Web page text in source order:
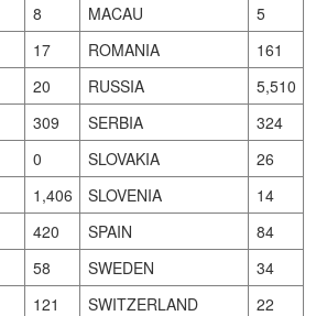
8 MACAU
5
17 ROMANIA
161
20 RUSSIA
5,510
309 SERBIA
324
0 SLOVAKIA
26
1,406 SLOVENIA
14
420 SPAIN
84
58 SWEDEN
34
121 SWITZERLAND
22